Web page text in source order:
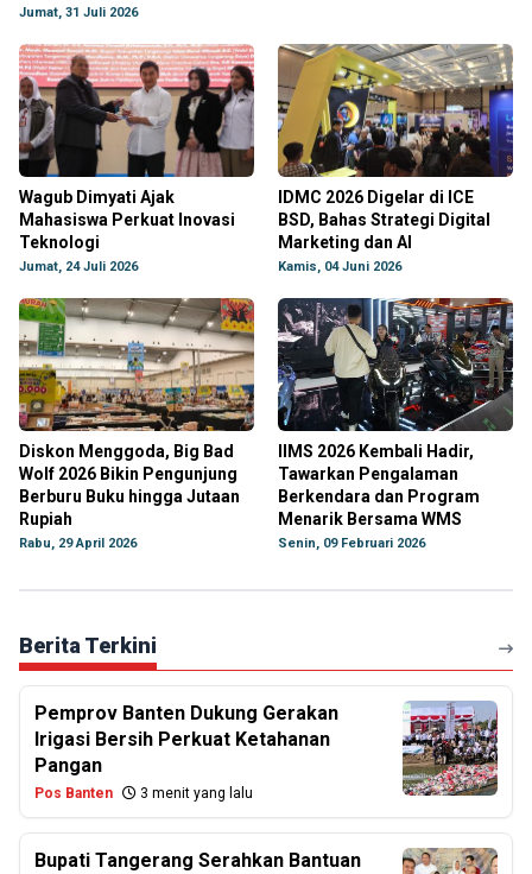
Jumat, 31 Juli 2026
Wagub Dimyati Ajak
Mahasiswa Perkuat Inovasi
Teknologi
Jumat, 24 Juli 2026
IDMC 2026 Digelar di ICE
BSD, Bahas Strategi Digital
Marketing dan AI
Kamis, 04 Juni 2026
Diskon Menggoda, Big Bad
Wolf 2026 Bikin Pengunjung
Berburu Buku hingga Jutaan
Rupiah
Rabu, 29 April 2026
IIMS 2026 Kembali Hadir,
Tawarkan Pengalaman
Berkendara dan Program
Menarik Bersama WMS
Senin, 09 Februari 2026
Berita Terkini
Pemprov Banten Dukung Gerakan
Irigasi Bersih Perkuat Ketahanan
Pangan
Pos Banten 3 menit yang lalu
Bupati Tangerang Serahkan Bantuan